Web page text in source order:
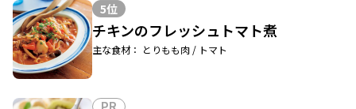
5位
チキンのフレッシュトマト煮
主な食材： とりもも肉 / トマト